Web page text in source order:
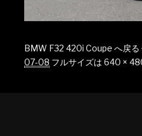
BMW F32 420i Coupe へ戻る
07-08 フルサイズは 640 ×